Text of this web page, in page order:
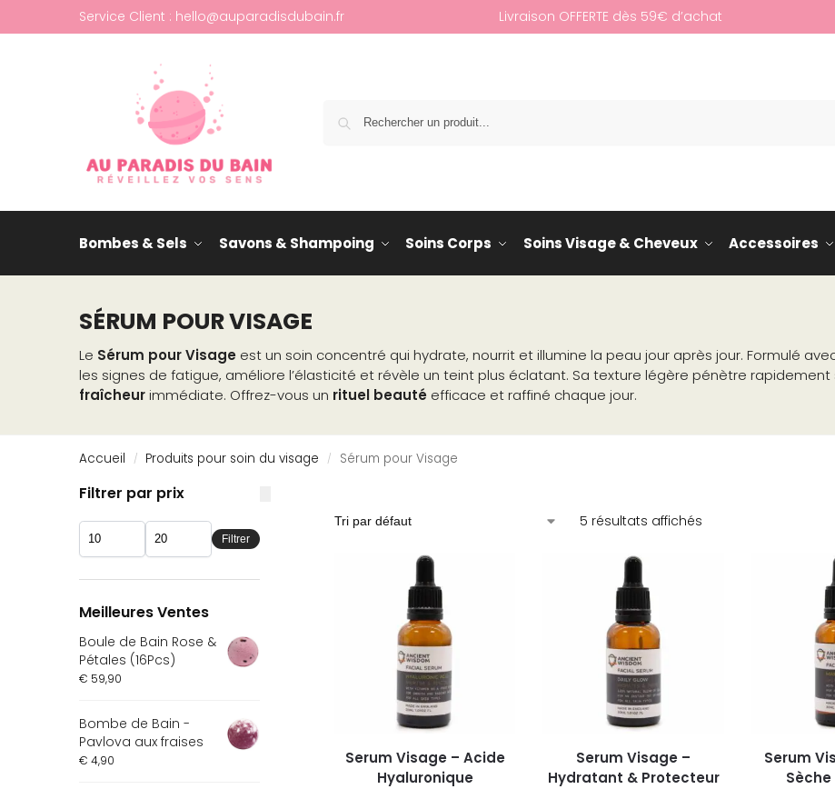
Service Client : hello@auparadisdubain.fr Livraison OFFERTE dès 59€ d’achat
Bombes & Sels Savons & Shampoing Soins Corps Soins Visage & Cheveux Accessoires
SÉRUM POUR VISAGE
Le Sérum pour Visage est un soin concentré qui hydrate, nourrit et illumine la peau jour après jour. Formulé
les signes de fatigue, améliore l’élasticité et révèle un teint plus éclatant. Sa texture légère pénètre rapidement
fraîcheurimmédiate. Offrez-vous un rituel beauté efficace et raffiné chaque jour.
Accueil / Produits pour soin du visage / Sérum pour Visage
5 résultats affichés
Serum Visage – Acide
Hyaluronique
Serum Visage –
Hydratant & Protecteur
Serum
Filtrer par prix
Filtrer
Meilleures Ventes
Boule de Bain Rose &
Pétales (16Pcs)
€ 59,90
Bombe de Bain -
Pavlova aux fraises
€ 4,90